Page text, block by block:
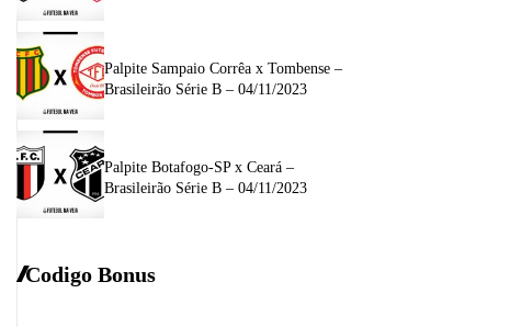
Palpite Sampaio Corrêa x Tombense –
Brasileirão Série B – 04/11/2023
Palpite Botafogo-SP x Ceará –
Brasileirão Série B – 04/11/2023
Codigo Bonus